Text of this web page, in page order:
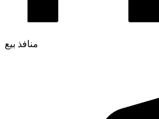
منافذ بيع